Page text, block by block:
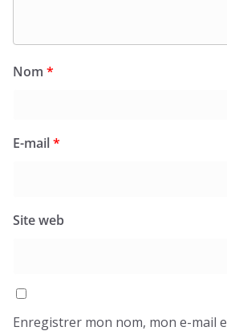
Nom *
E-mail*
Site web
Enregistrer mon nom, mon e-mail